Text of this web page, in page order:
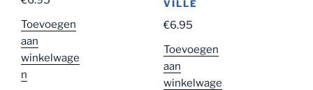
Toevoegen
aan
winkelwage
n
VILLE
€6.95
Toevoegen
aan
winkelwage